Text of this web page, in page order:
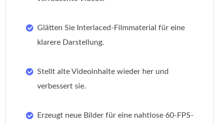
Glätten Sie Interlaced-Filmmaterial für eine
klarere Darstellung.
Stellt alte Videoinhalte wieder her und
verbessert sie.
Erzeugt neue Bilder für eine nahtlose 60-FPS-